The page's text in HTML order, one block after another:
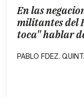
En las
militantes del
toca" hablar
PABLO FDEZ.